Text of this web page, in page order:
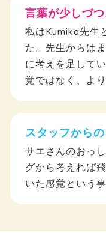
言葉が少しづ
私はKumiko先生
た。先生からは
に考えを足して
覚ではなく、よ
スタッフから
サエさんのおっ
グから考えれば
いた感覚という